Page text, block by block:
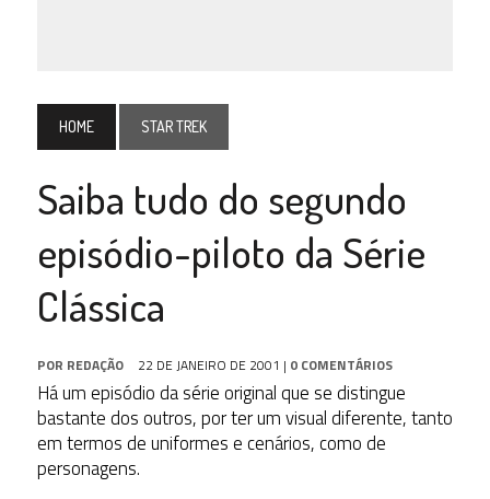
HOME STAR TREK
Saiba tudo do segundo
episódio-piloto da Série
Clássica
POR REDAÇÃO 22 DE JANEIRO DE 2001 | 0 COMENTÁRIOS
Há um episódio da série original que se distingue
bastante dos outros, por ter um visual diferente, tanto
em termos de uniformes e cenários, como de
personagens.